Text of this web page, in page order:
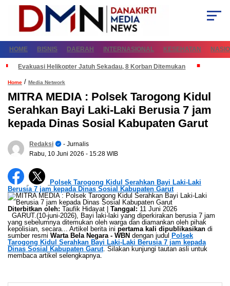
HOME BISNIS DAERAH INTERNASIONAL KESEHATAN
Evakuasi Helikopter Jatuh Sekadau, 8 Korban Ditemukan
Home / Media Network
MITRA MEDIA : Polsek Tarogong Kidul
Serahkan Bayi Laki-Laki Berusia 7 jam
kepada Dinas Sosial Kabupaten Garut
Redaksi
- Jurnalis
Rabu, 10 Juni 2026 - 15:28 WIB
Polsek Tarogong Kidul Serahkan Bayi Laki-Laki
Berusia 7 jam kepada Dinas Sosial Kabupaten Garut
Diterbitkan oleh: Taufik Hidayat | Tanggal: 11 Juni 2026
GARUT.(10-juni-2026), Bayi laki-laki yang diperkirakan berusia 7 jam
yang sebelumnya ditemukan oleh warga dan diamankan oleh pihak
kepolisian, secara... Artikel berita ini pertama kali dipublikasikan di
sumber resmi Warta Bela Negara - WBN dengan judul Polsek
Tarogong Kidul Serahkan Bayi Laki-Laki Berusia 7 jam kepada
Dinas Sosial Kabupaten Garut. Silakan kunjungi tautan asli untuk
membaca artikel selengkapnya.